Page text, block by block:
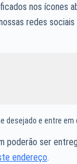
nos ícones
redes
desejado e entre
poderão ser
endereço.